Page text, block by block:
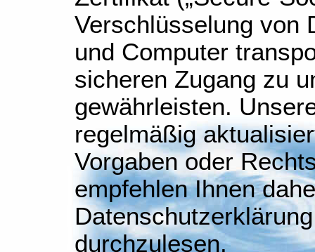
Verschlüsselung von
und Computer
sicheren Zugang zu
gewährleisten.
regelmäßig
Vorgaben oder
empfehlen Ihnen
durchzulesen.